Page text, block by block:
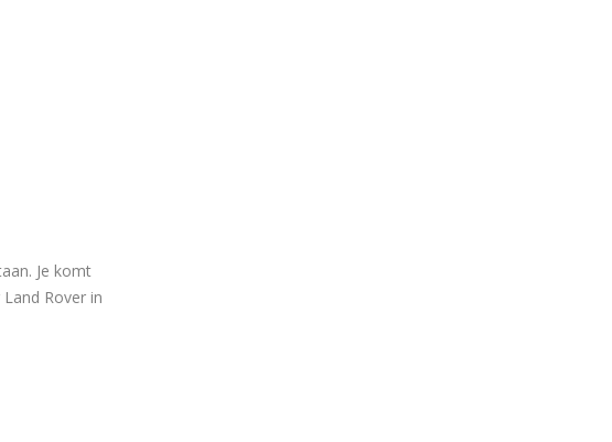
Je komt
Rover in